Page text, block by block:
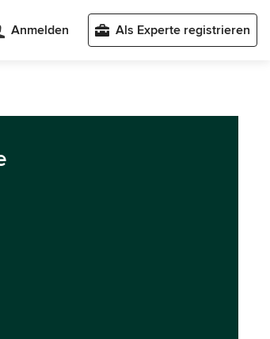
Anmelden Als Experte registrieren